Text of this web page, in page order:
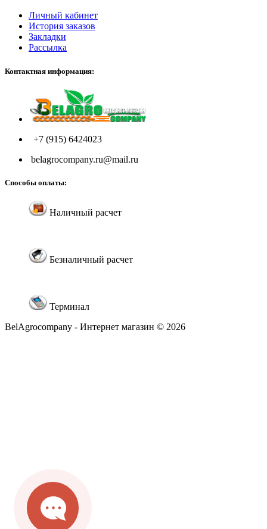
Личный кабинет
История заказов
Закладки
Рассылка
Контактная информация:
+7 (915) 6424023
belagrocompany.ru@mail.ru
Способы оплаты:
Наличный расчет
Безналичный расчет
Терминал
BelAgrocompany - Интернет магазин © 2026